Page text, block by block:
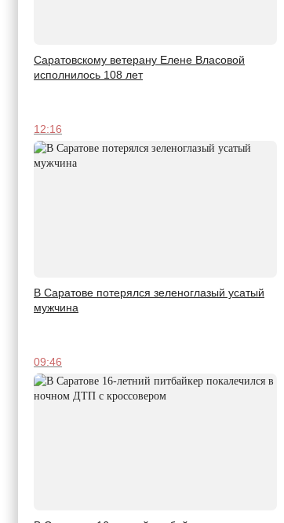
Саратовскому ветерану Елене Власовой
исполнилось 108 лет
12:16
В Саратове потерялся зеленоглазый усатый
мужчина
09:46